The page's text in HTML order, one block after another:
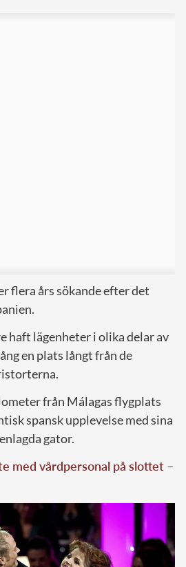
flera års sökande efter det
haft lägenheter i olika delar av
en plats långt från de
från Málagas flygplats
spansk upplevelse med sina
gator.
med vårdpersonal på slottet –